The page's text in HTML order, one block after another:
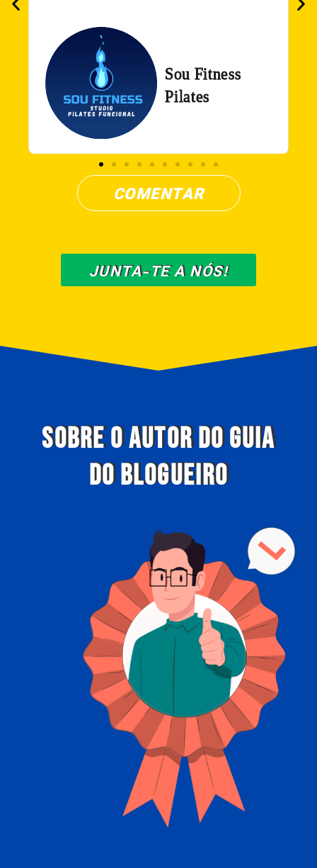
COMENTAR
JUNTA-TE A NÓS!
SOBRE O AUTOR DO GUIA
DO BLOGUEIRO